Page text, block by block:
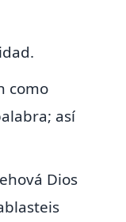
como
así
Dios